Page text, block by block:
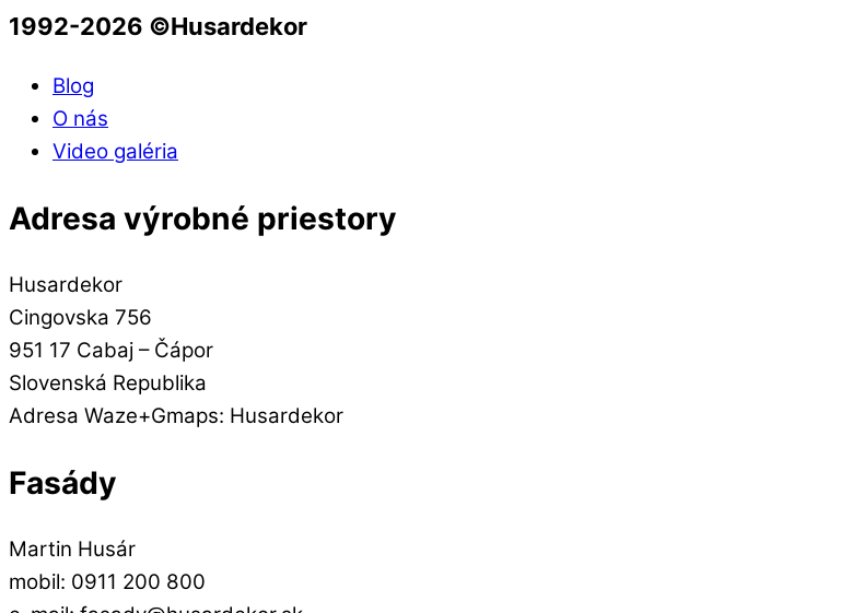
1992-2026 ©️Husardekor
Blog
O nás
Video galéria
Adresa výrobné priestory
Husardekor
Cingovska 756
951 17 Cabaj – Čápor
Slovenská Republika
Adresa Waze+Gmaps: Husardekor
Fasády
Martin Husár
mobil: 0911 200 800